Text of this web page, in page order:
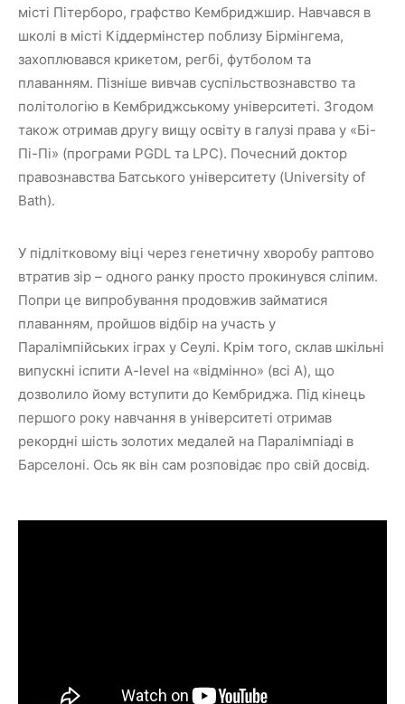
місті Пітерборо, графство Кембриджшир. Навчався в
школі в місті Кіддермінстер поблизу Бірмінгема,
захоплювався крикетом, регбі, футболом та
плаванням. Пізніше вивчав суспільствознавство та
політологію в Кембриджському університеті. Згодом
також отримав другу вищу освіту в галузі права у «Бі-
Пі-Пі» (програми PGDL та LPC). Почесний доктор
правознавства Батського університету (University of
Bath).
У підлітковому віці через генетичну хворобу раптово
втратив зір – одного ранку просто прокинувся сліпим.
Попри це випробування продовжив займатися
плаванням, пройшов відбір на участь у
Паралімпійських іграх у Сеулі. Крім того, склав шкільні
випускні іспити A-level на «відмінно» (всі A), що
дозволило йому вступити до Кембриджа. Під кінець
першого року навчання в університеті отримав
рекордні шість золотих медалей на Паралімпіаді в
Барселоні. Ось як він сам розповідає про свій досвід.